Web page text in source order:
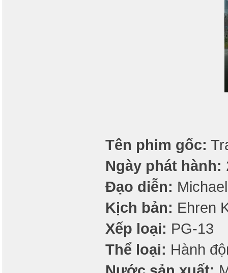
Tên phim gốc:
Ngày phát hành:
Đạo diễn:
Kịch bản: Ehren
Xếp loại: PG-13
Thể loại: Hành